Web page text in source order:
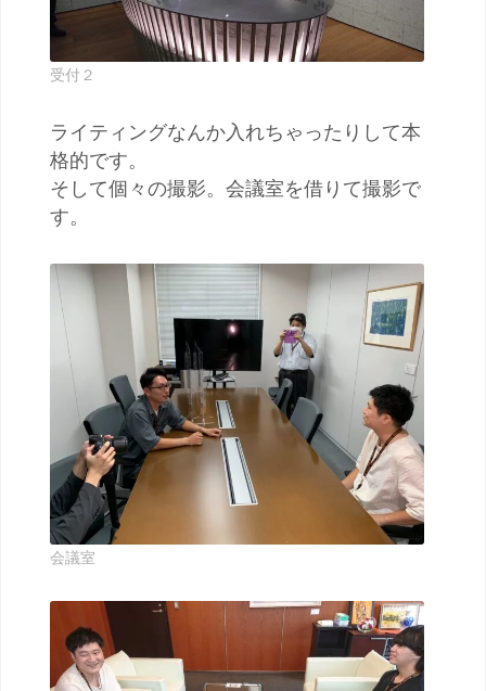
受付２
ライティングなんか入れちゃったりして本
格的です。
そして個々の撮影。会議室を借りて撮影で
す。
会議室